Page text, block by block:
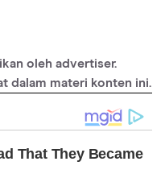
oleh advertiser.
dalam materi konten ini.